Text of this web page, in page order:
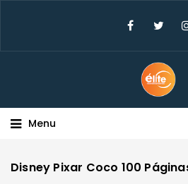
Menu
Disney Pixar Coco 100
Create Wishlist